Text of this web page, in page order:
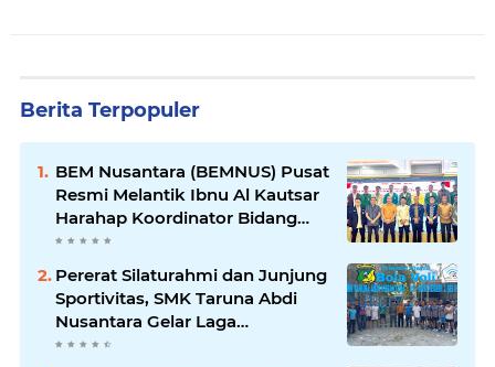
Berita Terpopuler
BEM Nusantara (BEMNUS) Pusat
Resmi Melantik Ibnu Al Kautsar
Harahap Koordinator Bidang
(Korbid) BEMNUS Periode
2024/2025
Pererat Silaturahmi dan Junjung
Sportivitas, SMK Taruna Abdi
Nusantara Gelar Laga
Persahabatan Bola Voli Putra